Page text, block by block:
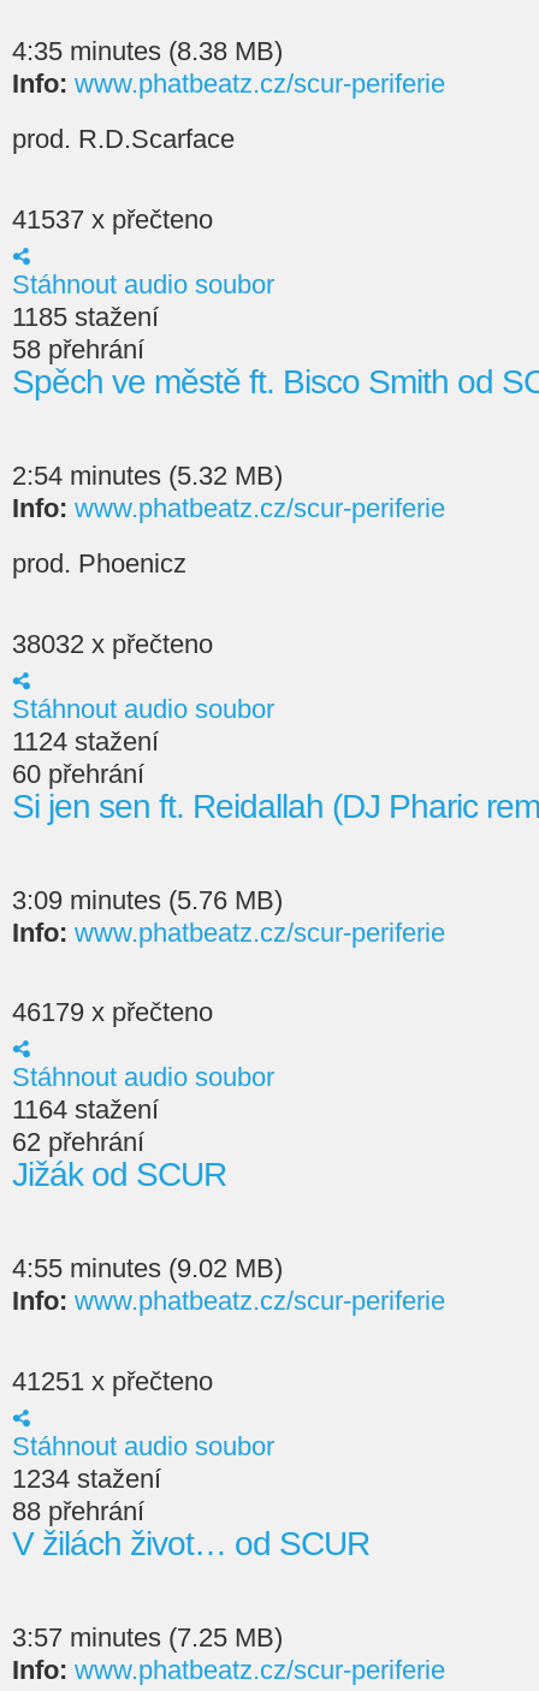
4:35 minutes (8.38 MB)
Info: www.phatbeatz.cz/scur-periferie
prod. R.D.Scarface
41537 x přečteno
Stáhnout audio soubor
1185 stažení
58 přehrání
Spěch ve městě ft. Bisco Smith od
2:54 minutes (5.32 MB)
Info: www.phatbeatz.cz/scur-periferie
prod. Phoenicz
38032 x přečteno
Stáhnout audio soubor
1124 stažení
60 přehrání
Si jen sen ft. Reidallah (DJ Pharic
3:09 minutes (5.76 MB)
Info: www.phatbeatz.cz/scur-periferie
46179 x přečteno
Stáhnout audio soubor
1164 stažení
62 přehrání
Jižák od SCUR
4:55 minutes (9.02 MB)
Info: www.phatbeatz.cz/scur-periferie
41251 x přečteno
Stáhnout audio soubor
1234 stažení
88 přehrání
V žilách život… od SCUR
3:57 minutes (7.25 MB)
Info: www.phatbeatz.cz/scur-periferie